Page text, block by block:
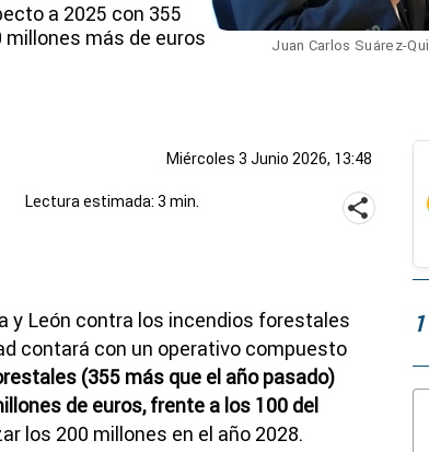
a 2025 con 355
más de euros
Juan Carlos Suárez-
Miércoles 3 Junio 2026, 13:48
Lectura estimada: 3 min.
y León contra los incendios forestales
contará con un operativo compuesto
(355 más que el año pasado)
de euros, frente a los 100 del
los 200 millones en el año 2028.